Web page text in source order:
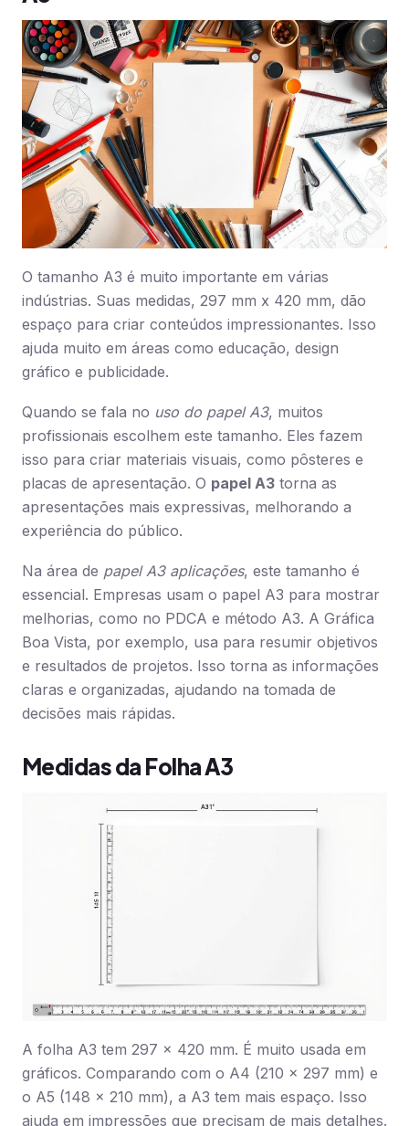
O tamanho A3 é muito importante em várias
indústrias. Suas medidas, 297 mm x 420 mm, dão
espaço para criar conteúdos impressionantes. Isso
ajuda muito em áreas como educação, design
gráfico e publicidade.
Quando se fala no uso do papel A3, muitos
profissionais escolhem este tamanho. Eles fazem
isso para criar materiais visuais, como pôsteres e
placas de apresentação. O papel A3 torna as
apresentações mais expressivas, melhorando a
experiência do público.
Na área de papel A3 aplicações, este tamanho é
essencial. Empresas usam o papel A3 para mostrar
melhorias, como no PDCA e método A3. A Gráfica
Boa Vista, por exemplo, usa para resumir objetivos
e resultados de projetos. Isso torna as informações
claras e organizadas, ajudando na tomada de
decisões mais rápidas.
Medidas da Folha A3
A folha A3 tem 297 x 420 mm. É muito usada em
gráficos. Comparando com o A4 (210 x 297 mm) e
o A5 (148 x 210 mm), a A3 tem mais espaço. Isso
ajuda em impressões que precisam de mais detalhes.